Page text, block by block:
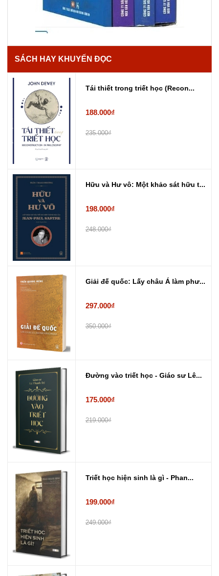
SÁCH HAY KHUYẾN ĐỌC
Tái thiết trong triết học (Recon...
188.000₫
235.000₫
Hữu và Hư vô: Một khảo sát hữu t...
198.000₫
248.000₫
Giải đế quốc: Lấy châu Á làm phư...
297.000₫
350.000₫
Đường vào triết học - Giáo sư Lê...
175.000₫
219.000₫
Triết học hiện sinh là gì - Phan...
199.000₫
249.000₫